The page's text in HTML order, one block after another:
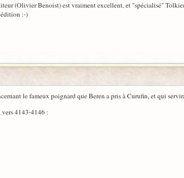
(Olivier Benoist) est vraiment excellent, et "spécialisé"
:-)
le fameux poignard que Beren a pris à Curufin, et qui
4143-4146 :